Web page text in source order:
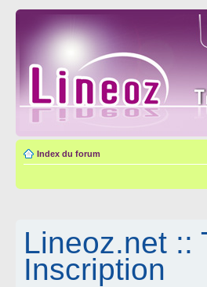
Index du forum
Lineoz.net ::
Inscription